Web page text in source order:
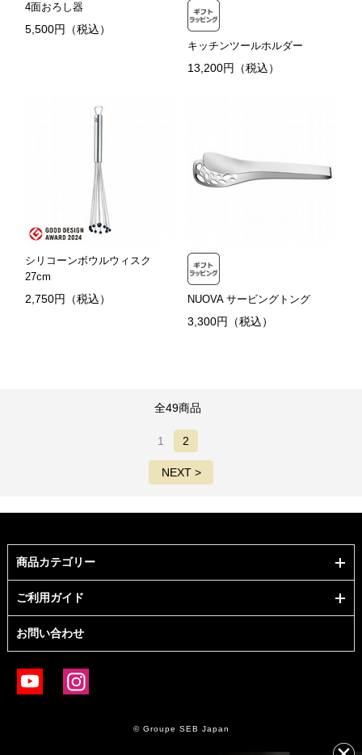
4面おろし器
5,500円（税込）
キッチンツールホルダー
13,200円（税込）
シリコーンボウルウィスク
27cm
2,750円（税込） NUOVA サービングトング
3,300円（税込）
全49商品
1 2
NEXT >
商品カテゴリー
ご利用ガイド
お問い合わせ
© Groupe SEB Japan